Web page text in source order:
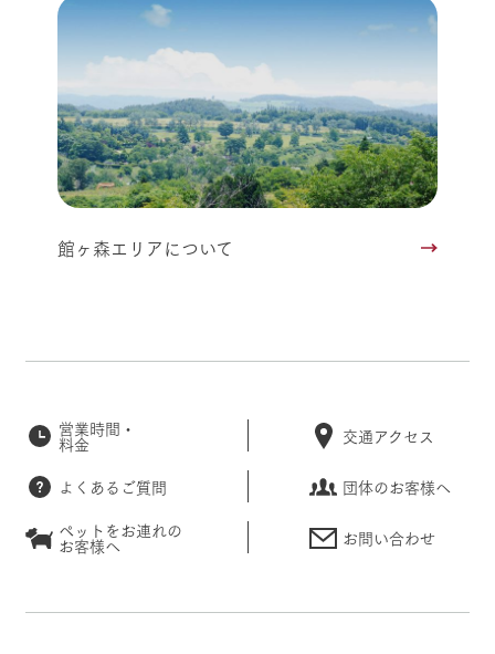
館ヶ森エリアについて
営業時間・
料金 交通アクセス
よくあるご質問
団体のお客様へ
ペットをお連れの
お客様へ お問い合わせ